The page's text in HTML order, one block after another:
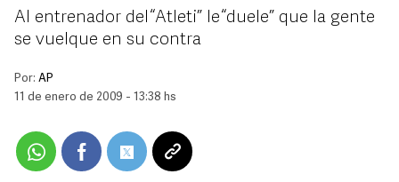
Al entrenador del “Atleti” le “duele” que la gente
se vuelque en su contra
Por: AP
11 de enero de 2009 - 13:38 hs